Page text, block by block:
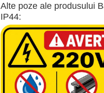
Alte poze ale produsului
IP44: